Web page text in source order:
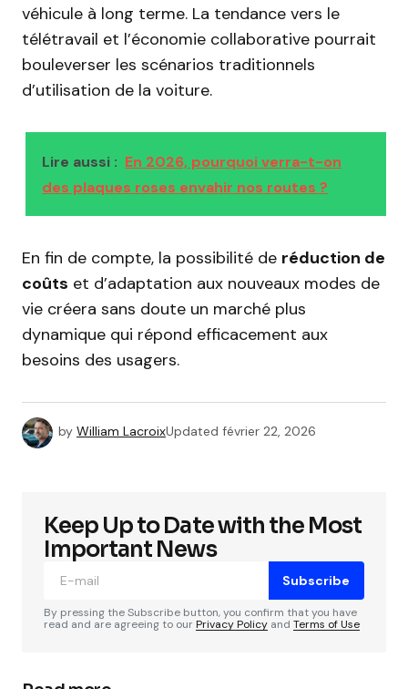
véhicule à long terme. La tendance vers le
télétravail et l’économie collaborative pourrait
bouleverser les scénarios traditionnels
d’utilisation de la voiture.
Lire aussi : En 2026, pourquoi verra-t-on
des plaques roses envahir nos routes ?
En fin de compte, la possibilité de réduction de
coûts et d’adaptation aux nouveaux modes de
vie créera sans doute un marché plus
dynamique qui répond efficacement aux
besoins des usagers.
by William LacroixUpdated février 22, 2026
Keep Up to Date with the Most
Important News
Subscribe
By pressing the Subscribe button, you confirm that you have
read and are agreeing to ourPrivacy Policy and Terms of Use